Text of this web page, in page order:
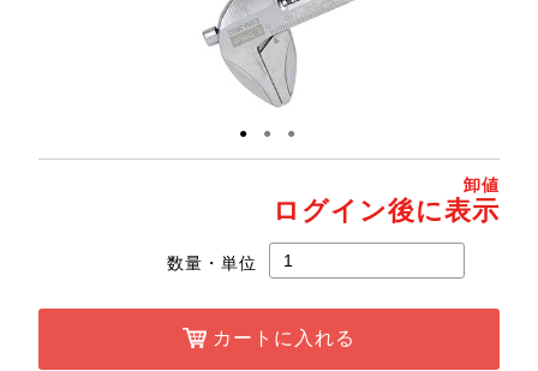
● ● ●
卸値
ログイン後に表示
数量・単位
カートに入れる